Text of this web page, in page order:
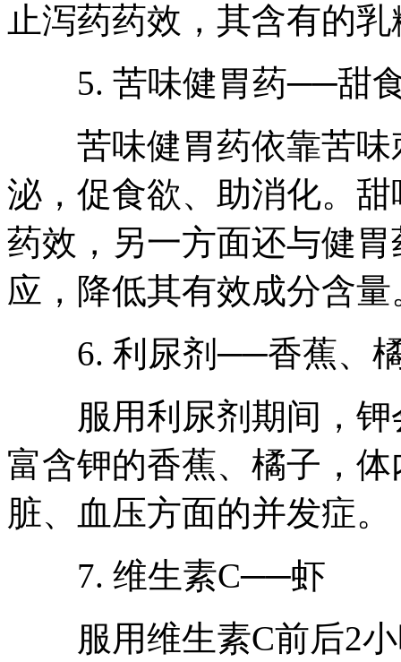
止泻药药效，其含有的
5. 苦味健胃药──甜
苦味健胃药依靠苦味
泌，促食欲、助消化。
药效，另一方面还与健
应，降低其有效成分含量
6. 利尿剂──香蕉、
服用利尿剂期间，钾
富含钾的香蕉、橘子，
脏、血压方面的并发症。
7. 维生素C──虾
服用维生素C前后2小